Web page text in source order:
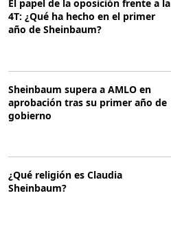
El papel de la oposición frente a la
4T: ¿Qué ha hecho en el primer
año de Sheinbaum?
Sheinbaum supera a AMLO en
aprobación tras su primer año de
gobierno
¿Qué religión es Claudia
Sheinbaum?